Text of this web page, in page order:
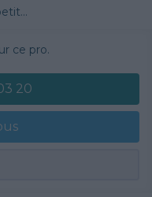
ce pro.
20